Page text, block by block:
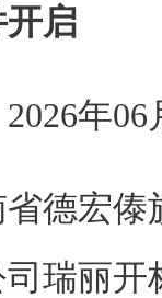
启
2026年06
省德宏傣
瑞丽